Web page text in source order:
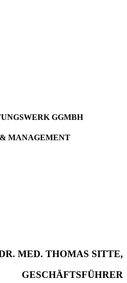
GGMBH
& MANAGEMENT
MED. THOMAS SITTE,
GESCHÄFTSFÜHRER